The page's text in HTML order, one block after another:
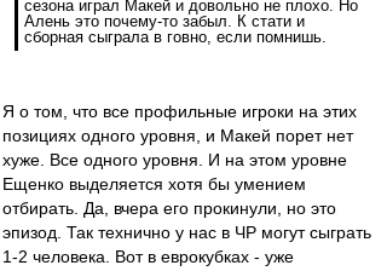
сезона играл Макей и довольно не плохо. Но
Алень это почему-то забыл. К стати и
сборная сыграла в говно, если помнишь.
Я о том, что все профильные игроки на этих
позициях одного уровня, и Макей порет нет
хуже. Все одного уровня. И на этом уровне
Ещенко выделяется хотя бы умением
отбирать. Да, вчера его прокинули, но это
эпизод. Так технично у нас в ЧР могут сыграть
1-2 человека. Вот в еврокубках - уже